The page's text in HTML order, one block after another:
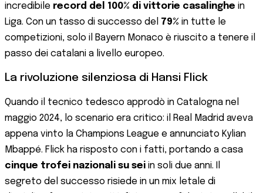
incredibile record del 100% di vittorie casalinghe in
Liga. Con un tasso di successo del 79% in tutte le
competizioni, solo il Bayern Monaco è riuscito a tenere il
passo dei catalani a livello europeo.
La rivoluzione silenziosa di Hansi Flick
Quando il tecnico tedesco approdò in Catalogna nel
maggio 2024, lo scenario era critico: il Real Madrid aveva
appena vinto la Champions League e annunciato Kylian
Mbappé. Flick ha risposto con i fatti, portando a casa
cinque trofei nazionali su sei in soli due anni. Il
segreto del successo risiede in un mix letale di